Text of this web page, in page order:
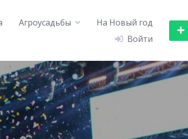
Агроусадьбы
На Новый год
Войти